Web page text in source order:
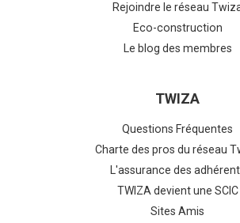
Rejoindre le réseau
Eco-construction
Le blog des membres
TWIZA
Questions Fréquentes
Charte des pros du réseau
L'assurance des
TWIZA devient une SCIC
Sites Amis